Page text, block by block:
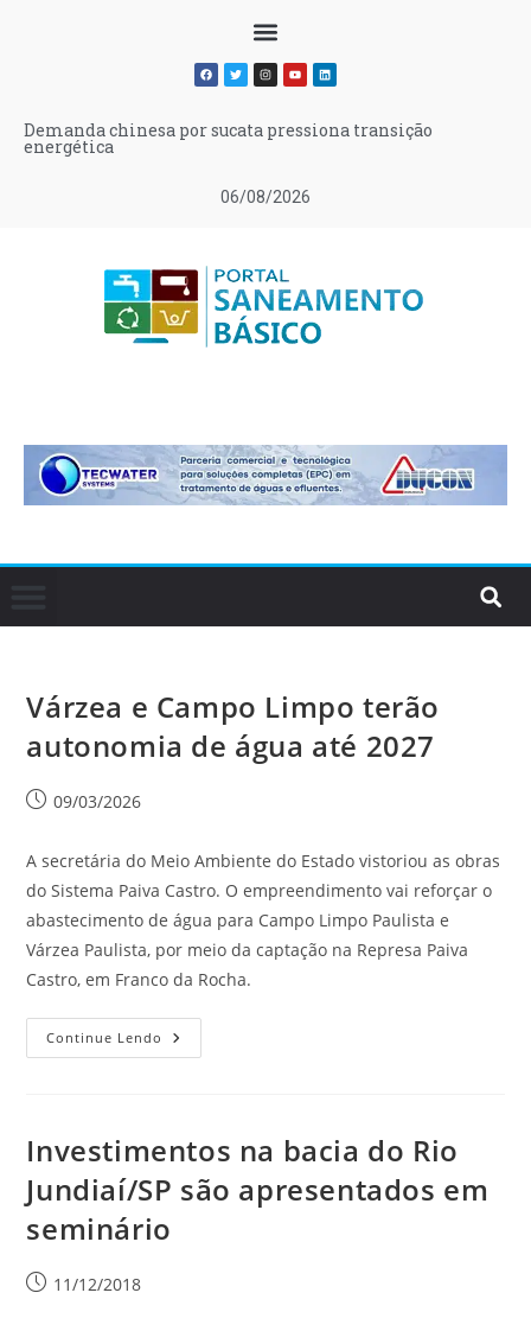
06/08/2026
Demanda chinesa por sucata pressiona transição
energética
Várzea e Campo Limpo terão
autonomia de água até 2027
09/03/2026
A secretária do Meio Ambiente do Estado vistoriou as obras
do Sistema Paiva Castro. O empreendimento vai reforçar o
abastecimento de água para Campo Limpo Paulista e
Várzea Paulista, por meio da captação na Represa Paiva
Castro, em Franco da Rocha.
Continue Lendo
Investimentos na bacia do Rio
Jundiaí/SP são apresentados em
seminário
11/12/2018